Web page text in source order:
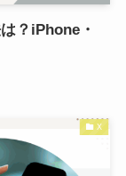
？iPhone・
X